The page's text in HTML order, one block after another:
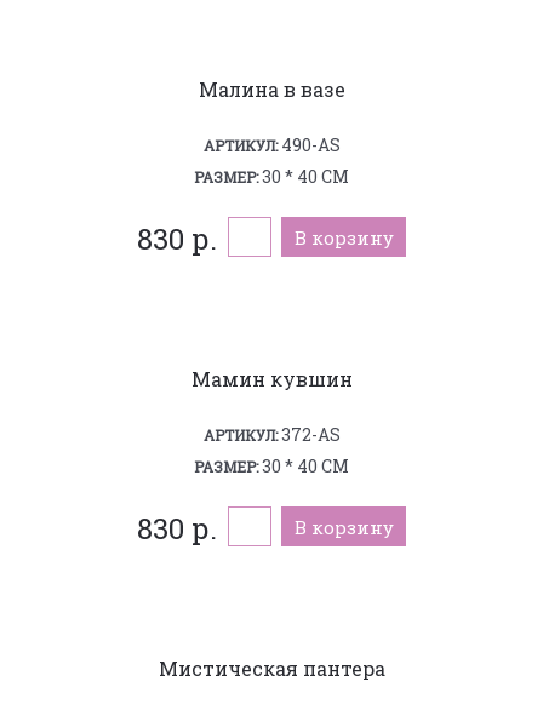
Малина в вазе
АРТИКУЛ:490-AS
РАЗМЕР:30 * 40 СМ
830 р. В корзину
Мамин кувшин
АРТИКУЛ:372-AS
РАЗМЕР:30 * 40 СМ
830 р. В корзину
Мистическая пантера